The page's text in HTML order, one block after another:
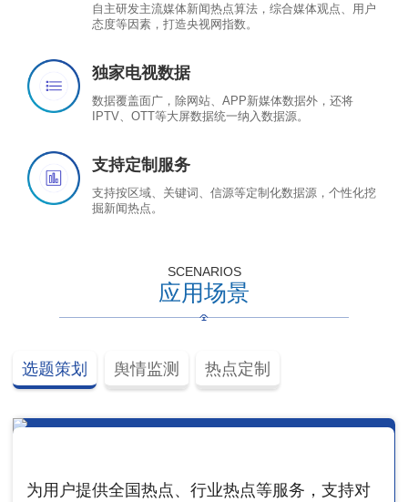
自主研发主流媒体新闻热点算法，综合媒体观点、用户
态度等因素，打造央视网指数。
独家电视数据
数据覆盖面广，除网站、APP新媒体数据外，还将
IPTV、OTT等大屏数据统一纳入数据源。
支持定制服务
支持按区域、关键词、信源等定制化数据源，个性化挖
掘新闻热点。
SCENARIOS
应用场景
选题策划 舆情监测 热点定制
为用户提供全国热点、行业热点等服务，支持对